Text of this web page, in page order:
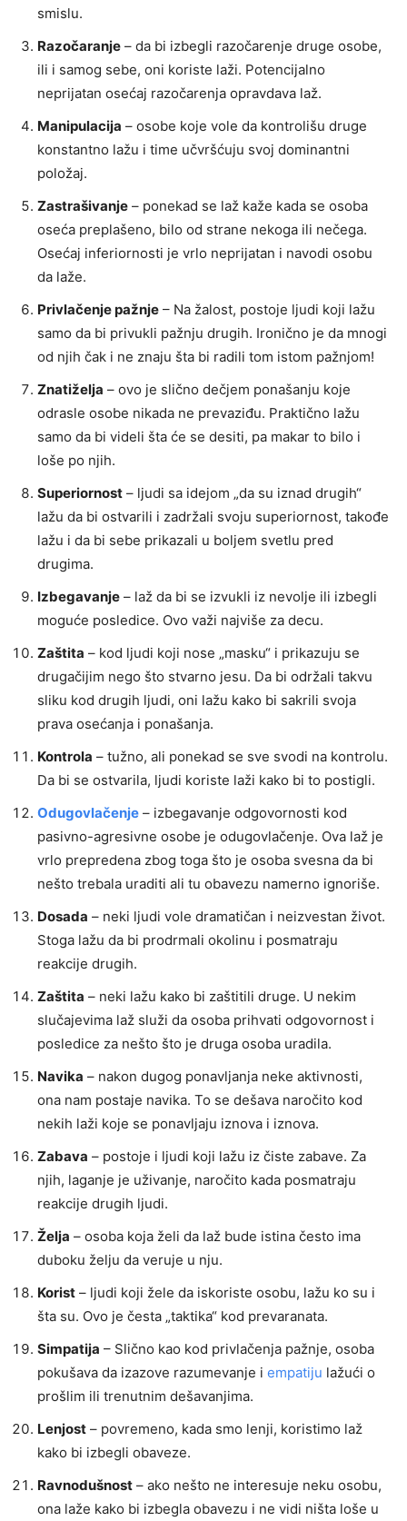
smislu.
Razočaranje – da bi izbegli razočarenje druge osobe,
ili i samog sebe, oni koriste laži. Potencijalno
neprijatan osećaj razočarenja opravdava laž.
Manipulacija – osobe koje vole da kontrolišu druge
konstantno lažu i time učvršćuju svoj dominantni
položaj.
Zastrašivanje – ponekad se laž kaže kada se osoba
oseća preplašeno, bilo od strane nekoga ili nečega.
Osećaj inferiornosti je vrlo neprijatan i navodi osobu
da laže.
Privlačenje pažnje – Na žalost, postoje ljudi koji lažu
samo da bi privukli pažnju drugih. Ironično je da mnogi
od njih čak i ne znaju šta bi radili tom istom pažnjom!
Znatiželja – ovo je slično dečjem ponašanju koje
odrasle osobe nikada ne prevaziđu. Praktično lažu
samo da bi videli šta će se desiti, pa makar to bilo i
loše po njih.
Superiornost – ljudi sa idejom „da su iznad drugih“
lažu da bi ostvarili i zadržali svoju superiornost, takođe
lažu i da bi sebe prikazali u boljem svetlu pred
drugima.
Izbegavanje – laž da bi se izvukli iz nevolje ili izbegli
moguće posledice. Ovo važi najviše za decu.
Zaštita – kod ljudi koji nose „masku“ i prikazuju se
drugačijim nego što stvarno jesu. Da bi održali takvu
sliku kod drugih ljudi, oni lažu kako bi sakrili svoja
prava osećanja i ponašanja.
Kontrola – tužno, ali ponekad se sve svodi na kontrolu.
Da bi se ostvarila, ljudi koriste laži kako bi to postigli.
Odugovlačenje – izbegavanje odgovornosti kod
pasivno-agresivne osobe je odugovlačenje. Ova laž je
vrlo prepredena zbog toga što je osoba svesna da bi
nešto trebala uraditi ali tu obavezu namerno ignoriše.
Dosada – neki ljudi vole dramatičan i neizvestan život.
Stoga lažu da bi prodrmali okolinu i posmatraju
reakcije drugih.
Zaštita – neki lažu kako bi zaštitili druge. U nekim
slučajevima laž služi da osoba prihvati odgovornost i
posledice za nešto što je druga osoba uradila.
Navika – nakon dugog ponavljanja neke aktivnosti,
ona nam postaje navika. To se dešava naročito kod
nekih laži koje se ponavljaju iznova i iznova.
Zabava – postoje i ljudi koji lažu iz čiste zabave. Za
njih, laganje je uživanje, naročito kada posmatraju
reakcije drugih ljudi.
Želja – osoba koja želi da laž bude istina često ima
duboku želju da veruje u nju.
Korist – ljudi koji žele da iskoriste osobu, lažu ko su i
šta su. Ovo je česta „taktika“ kod prevaranata.
Simpatija – Slično kao kod privlačenja pažnje, osoba
pokušava da izazove razumevanje i empatiju lažući o
prošlim ili trenutnim dešavanjima.
Lenjost – povremeno, kada smo lenji, koristimo laž
kako bi izbegli obaveze.
Ravnodušnost – ako nešto ne interesuje neku osobu,
ona laže kako bi izbegla obavezu i ne vidi ništa loše u